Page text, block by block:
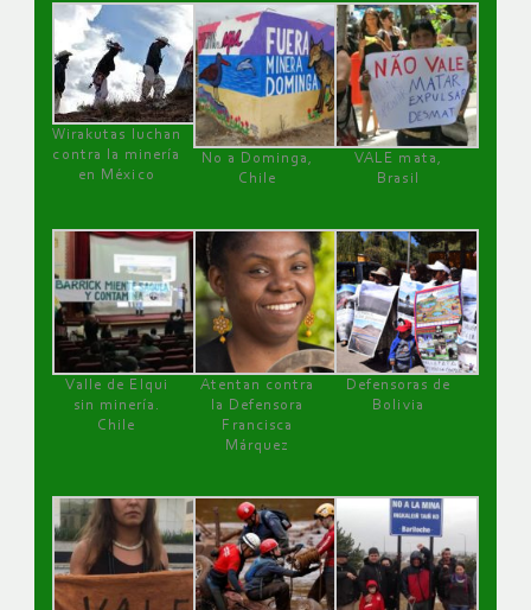
Wirakutas luchan
contra la minería
en México
No a Dominga,
Chile
VALE mata,
Brasil
Valle de Elqui
sin minería.
Chile
Atentan contra
la Defensora
Francisca
Márquez
Defensoras de
Bolivia